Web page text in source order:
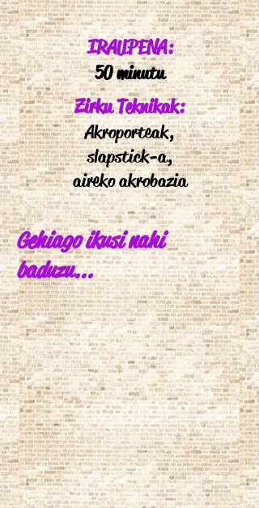
IRAUPENA:
50 minutu
Zirku Teknikak:
Akroporteak,
slapstick-a,
aireko akrobazia
Gehiago ikusi nahi
baduzu...